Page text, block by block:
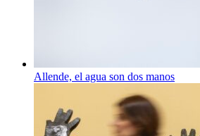
Allende, el agua son dos manos